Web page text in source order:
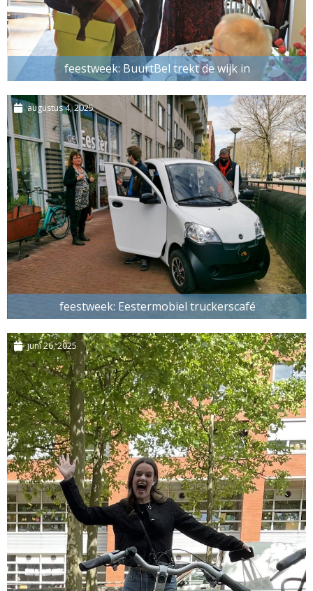
feestweek: BuurtBel trekt de wijk in
feestweek: Eestermobiel truckerscafé
augustus 4, 2025
juni 26, 2025